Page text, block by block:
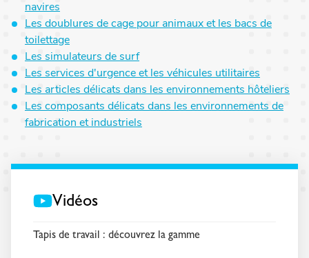
navires
Les doublures de cage pour animaux et les bacs de
toilettage
Les simulateurs de surf
Les services d'urgence et les véhicules utilitaires
Les articles délicats dans les environnements hôteliers
Les composants délicats dans les environnements de
fabrication et industriels
Vidéos
Tapis de travail : découvrez la gamme